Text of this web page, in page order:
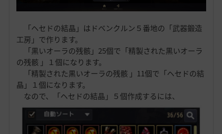
「ヘセドの結晶」はドベンクルン５番地の「武器鍛造
工房」で作ります。
「黒いオーラの残骸」25個で「精製された黒いオーラ
の残骸 」１個になります。
「精製された黒いオーラの残骸 」11個で「ヘセドの結
晶」１個になります。
なので、「ヘセドの結晶」５個作成するには、